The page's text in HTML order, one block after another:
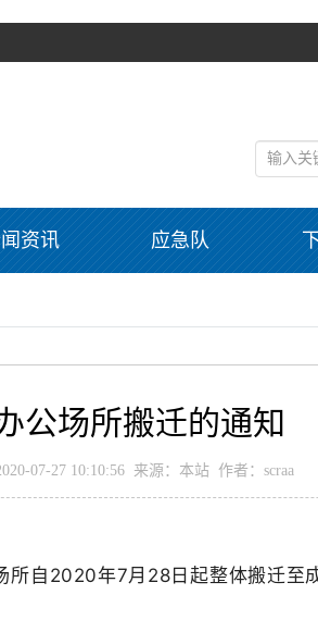
资讯 应急队
公场所搬迁的通知
07-27 10:10:56 来源：本站 作者：scraa
2020年7月28日起整体搬迁至